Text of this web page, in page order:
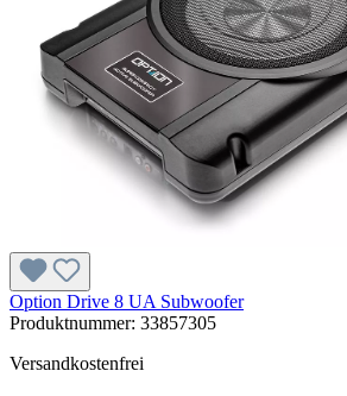
Option Drive 8 UA Subwoofer
Produktnummer: 33857305
Versandkostenfrei